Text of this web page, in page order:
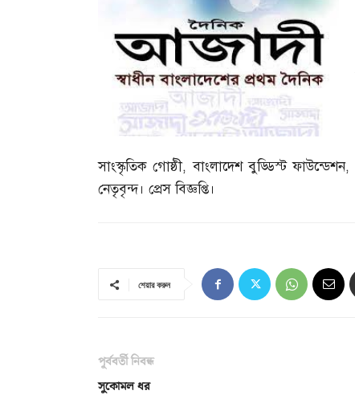
সাংস্কৃতিক গোষ্ঠী,বাংলাদেশ বুড্ডিস্ট ফাউন্ডেশন,
নেতৃবৃন্দ। প্রেস বিজ্ঞপ্তি।
শেয়ার করুন
পূর্ববর্তী নিবন্ধ
সুকোমল ধর